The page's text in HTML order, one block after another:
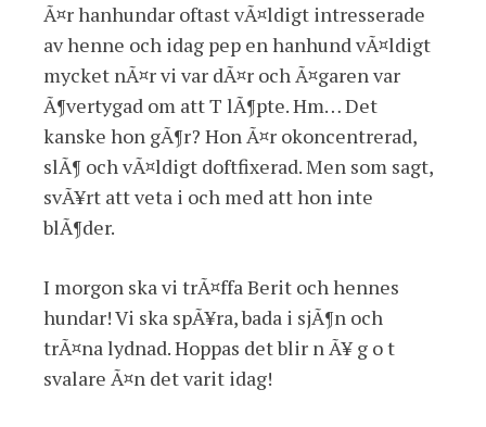
Ã¤r hanhundar oftast vÃ¤ldigt intresserade
av henne och idag pep en hanhund vÃ¤ldigt
mycket nÃ¤r vi var dÃ¤r och Ã¤garen var
Ã¶vertygad om att T lÃ¶pte. Hm… Det
kanske hon gÃ¶r? Hon Ã¤r okoncentrerad,
slÃ¶ och vÃ¤ldigt doftfixerad. Men som sagt,
svÃ¥rt att veta i och med att hon inte
blÃ¶der.
I morgon ska vi trÃ¤ffa Berit och hennes
hundar! Vi ska spÃ¥ra, bada i sjÃ¶n och
trÃ¤na lydnad. Hoppas det blir n Ã¥ g o t
svalare Ã¤n det varit idag!